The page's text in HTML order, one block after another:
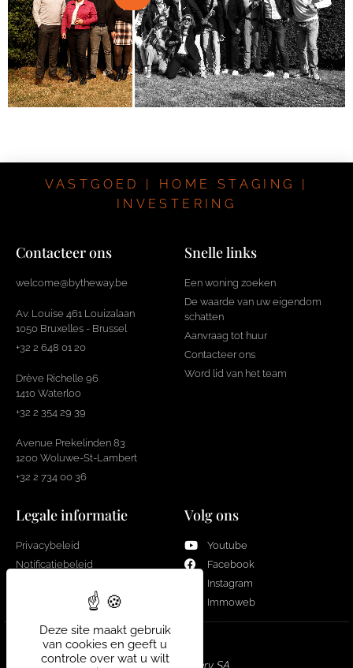
VASTGOED | HOME STAGING |
INVESTERING
Contacteer ons
welcome@bytheway.be
Av. Louise 461 Louizalaan
1050 Bruxelles - Brussel
+32 2 648 01 20
Drève Richelle 96
1410 Waterloo
+32 2 354 29 39
Avenue Prekelinden 83
1200 Woluwe-St-Lambert
+32 2 734 00 36
Snelle links
Een woning zoeken
De waarde van uw eigendom
schatten
Aanvraag tot huur
Contacteer ons
Word lid van het team
Legale informatie
Privacybeleid
Notificatiebeleid
Volg ons
Youtube
Facebook
Instagram
Immoweb
Deze site maakt gebruik
van cookies en geeft u
controle over wat u wilt